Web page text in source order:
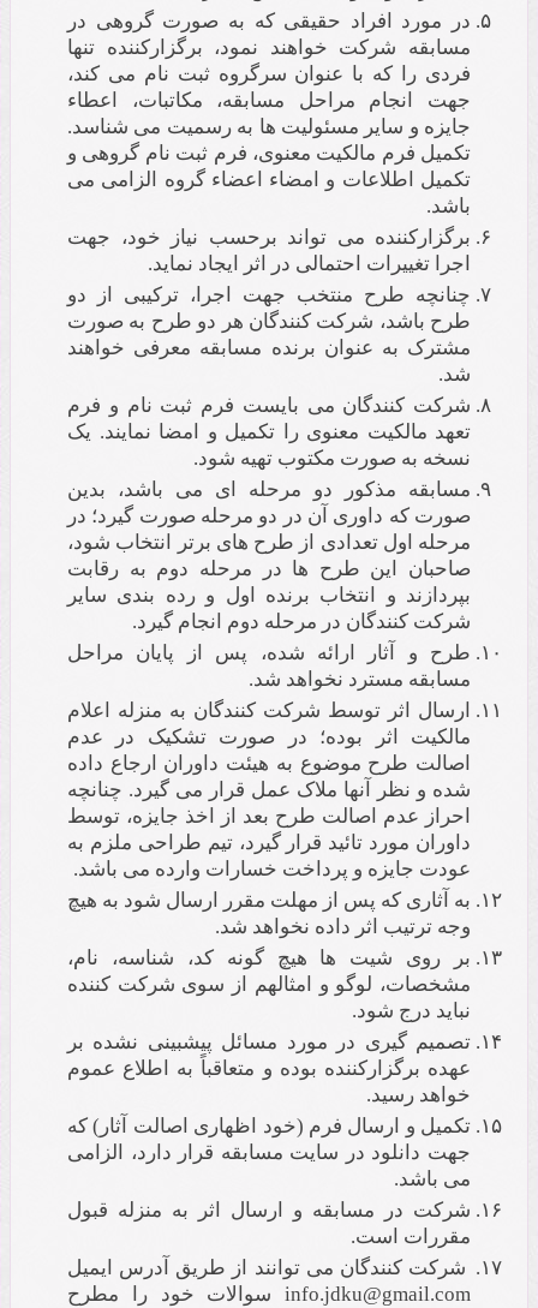
در مورد افراد حقیقی که به صورت گروهی در
مسابقه شرکت خواهند نمود، برگزارکننده تنها
فردی را که با عنوان سرگروه ثبت نام می کند،
جهت انجام مراحل مسابقه، مکاتبات، اعطاء
جایزه و سایر مسئولیت ها به رسمیت می شناسد.
تکمیل فرم مالکیت معنوی، فرم ثبت نام گروهی و
تکمیل اطلاعات و امضاء اعضاء گروه الزامی می
باشد.
برگزارکننده می تواند برحسب نیاز خود، جهت
اجرا تغییرات احتمالی در اثر ایجاد نماید.
چنانچه طرح منتخب جهت اجرا، ترکیبی از دو
طرح باشد، شرکت کنندگان هر دو طرح به صورت
مشترک به عنوان برنده مسابقه معرفی خواهند
شد.
شرکت کنندگان می بایست فرم ثبت نام و فرم
تعهد مالکیت معنوی را تکمیل و امضا نمایند. یک
نسخه به صورت مکتوب تهیه شود.
مسابقه مذکور دو مرحله ای می باشد، بدین
صورت که داوری آن در دو مرحله صورت گیرد؛ در
مرحله اول تعدادی از طرح های برتر انتخاب شود،
صاحبان این طرح ها در مرحله دوم به رقابت
بپردازند و انتخاب برنده اول و رده بندی سایر
شرکت کنندگان در مرحله دوم انجام گیرد.
طرح و آثار ارائه شده، پس از پایان مراحل
مسابقه مسترد نخواهد شد.
ارسال اثر توسط شرکت کنندگان به منزله اعلام
مالکیت اثر بوده؛ در صورت تشکیک در عدم
اصالت طرح موضوع به هیئت داوران ارجاع داده
شده و نظر آنها ملاک عمل قرار می گیرد. چنانچه
احراز عدم اصالت طرح بعد از اخذ جایزه، توسط
داوران مورد تائید قرار گیرد، تیم طراحی ملزم به
عودت جایزه و پرداخت خسارات وارده می باشد.
به آثاری که پس از مهلت مقرر ارسال شود به هیچ
وجه ترتیب اثر داده نخواهد شد.
بر روی شیت ها هیچ گونه کد، شناسه، نام،
مشخصات، لوگو و امثالهم از سوی شرکت کننده
نباید درج شود.
تصمیم گیری در مورد مسائل پیشبینی نشده بر
عهده برگزارکننده بوده و متعاقباً به اطلاع عموم
خواهد رسید.
تکمیل و ارسال فرم (خود اظهاری اصالت آثار) که
جهت دانلود در سایت مسابقه قرار دارد، الزامی
می باشد.
شرکت در مسابقه و ارسال اثر به منزله قبول
مقررات است.
شرکت کنندگان می توانند از طریق آدرس ایمیل
info.jdku@gmail.com سوالات خود را مطرح